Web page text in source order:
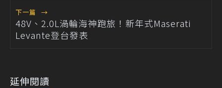
下一篇 →
48V、2.0L渦輪海神跑旅！新年式Maserati
Levante登台發表
延伸閱讀